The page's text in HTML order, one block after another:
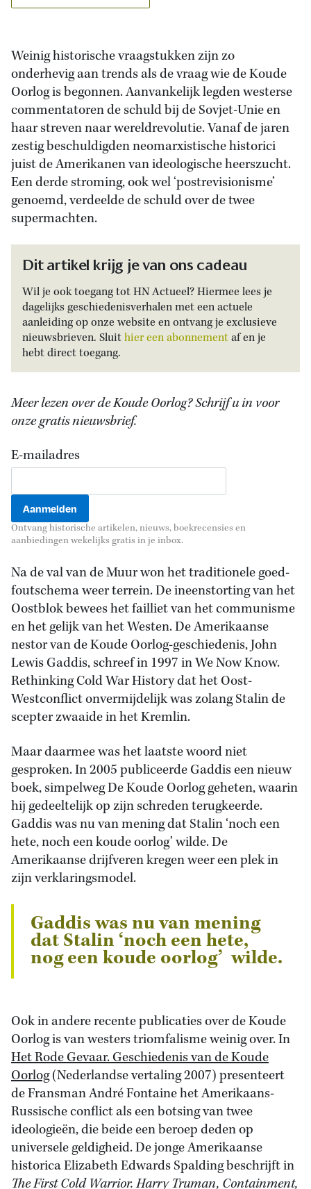
Weinig historische vraagstukken zijn zo
onderhevig aan trends als de vraag wie de Koude
Oorlog is begonnen. Aanvankelijk legden westerse
commentatoren de schuld bij de Sovjet-Unie en
haar streven naar wereldrevolutie. Vanaf de jaren
zestig beschuldigden neomarxistische historici
juist de Amerikanen van ideologische heerszucht.
Een derde stroming, ook wel ‘postrevisionisme’
genoemd, verdeelde de schuld over de twee
supermachten.
Dit artikel krijg je van ons cadeau
Wil je ook toegang tot HN Actueel? Hiermee lees je
dagelijks geschiedenisverhalen met een actuele
aanleiding op onze website en ontvang je exclusieve
nieuwsbrieven. Sluithier een abonnementaf en je
hebt direct toegang.
Meer lezen over de Koude Oorlog? Schrijf u in voor
onze gratis nieuwsbrief.
E-mailadres
Ontvang historische artikelen, nieuws, boekrecensies en
aanbiedingen wekelijks gratis in je inbox.
Na de val van de Muur won het traditionele goed-
foutschema weer terrein. De ineenstorting van het
Oostblok bewees het failliet van het communisme
en het gelijk van het Westen. De Amerikaanse
nestor van de Koude Oorlog-geschiedenis, John
Lewis Gaddis, schreef in 1997 in We Now Know.
Rethinking Cold War History dat het Oost-
Westconflict onvermijdelijk was zolang Stalin de
scepter zwaaide in het Kremlin.
Maar daarmee was het laatste woord niet
gesproken. In 2005 publiceerde Gaddis een nieuw
boek, simpelweg De Koude Oorlog geheten, waarin
hij gedeeltelijk op zijn schreden terugkeerde.
Gaddis was nu van mening dat Stalin ‘noch een
hete, noch een koude oorlog’ wilde. De
Amerikaanse drijfveren kregen weer een plek in
zijn verklaringsmodel.
Gaddis was nu van mening
dat Stalin ‘noch een hete,
nog een koude oorlog’ wilde.
Ook in andere recente publicaties over de Koude
Oorlog is van westers triomfalisme weinig over. In
Het Rode Gevaar. Geschiedenis van de Koude
Oorlog(Nederlandse vertaling 2007) presenteert
de Fransman André Fontaine het Amerikaans-
Russische conflict als een botsing van twee
ideologieën, die beide een beroep deden op
universele geldigheid. De jonge Amerikaanse
historica Elizabeth Edwards Spalding beschrijft in
The First Cold Warrior. Harry Truman, Containment,